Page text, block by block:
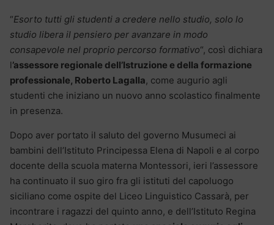
“Esorto tutti gli studenti a credere nello studio, solo lo
studio libera il pensiero per avanzare in modo
consapevole nel proprio percorso formativo“, così dichiara
l’assessore regionale dell’Istruzione e della formazione
professionale, Roberto Lagalla, come augurio agli
studenti che iniziano un nuovo anno scolastico finalmente
in presenza.
Dopo aver portato il saluto del governo Musumeci ai
bambini dell’Istituto Principessa Elena di Napoli e al corpo
docente della scuola materna Montessori, ieri l’assessore
ha continuato il suo giro fra gli istituti del capoluogo
siciliano come ospite del Liceo Linguistico Cassarà, per
incontrare i ragazzi del quinto anno, e dell’Istituto Regina